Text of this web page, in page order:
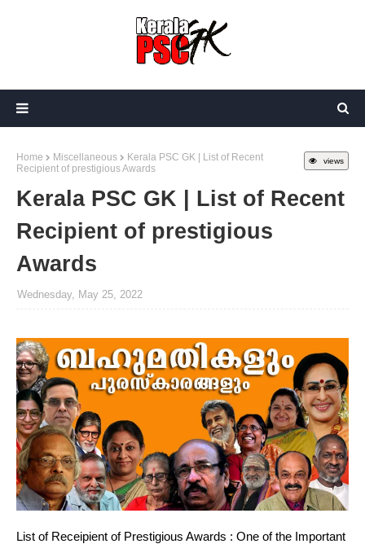
views
Home Miscellaneous
Kerala PSC GK | List of Recent
Recipient of prestigious Awards
Kerala PSC GK | List of Recent
Recipient of prestigious
Awards
Wednesday, May 25, 2022
List of Receipient of Prestigious Awards : One of the Important